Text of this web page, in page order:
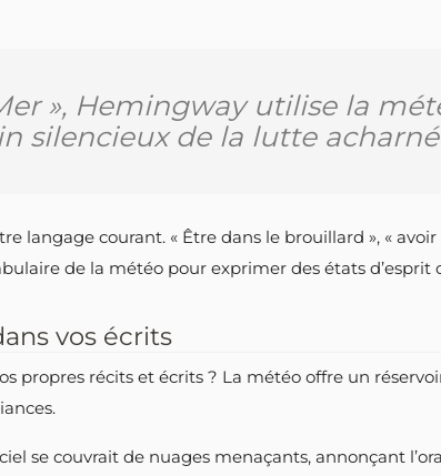
», Hemingway utilise la
silencieux de la lutte
langage courant. « Être dans le brouillard », «
de la météo pour exprimer des états d’esprit
vos écrits
propres récits et écrits ? La météo offre un
se couvrait de nuages menaçants, annonçant